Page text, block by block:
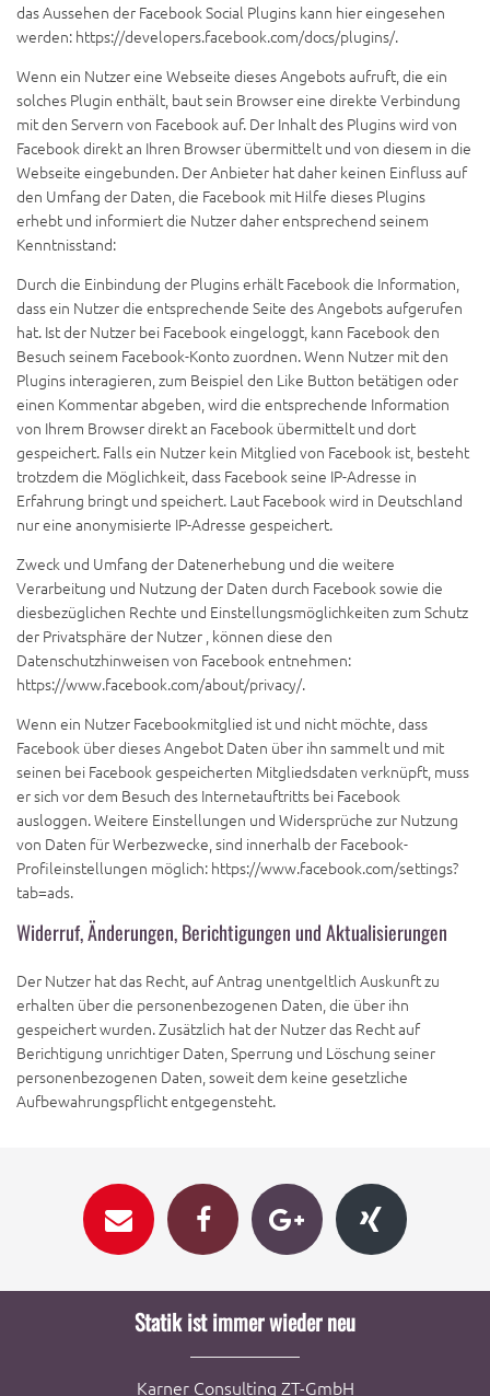
das Aussehen der Facebook Social Plugins kann hier eingesehen
werden: https://developers.facebook.com/docs/plugins/.
Wenn ein Nutzer eine Webseite dieses Angebots aufruft, die ein
solches Plugin enthält, baut sein Browser eine direkte Verbindung
mit den Servern von Facebook auf. Der Inhalt des Plugins wird von
Facebook direkt an Ihren Browser übermittelt und von diesem in die
Webseite eingebunden. Der Anbieter hat daher keinen Einfluss auf
den Umfang der Daten, die Facebook mit Hilfe dieses Plugins
erhebt und informiert die Nutzer daher entsprechend seinem
Kenntnisstand:
Durch die Einbindung der Plugins erhält Facebook die Information,
dass ein Nutzer die entsprechende Seite des Angebots aufgerufen
hat. Ist der Nutzer bei Facebook eingeloggt, kann Facebook den
Besuch seinem Facebook-Konto zuordnen. Wenn Nutzer mit den
Plugins interagieren, zum Beispiel den Like Button betätigen oder
einen Kommentar abgeben, wird die entsprechende Information
von Ihrem Browser direkt an Facebook übermittelt und dort
gespeichert. Falls ein Nutzer kein Mitglied von Facebook ist, besteht
trotzdem die Möglichkeit, dass Facebook seine IP-Adresse in
Erfahrung bringt und speichert. Laut Facebook wird in Deutschland
nur eine anonymisierte IP-Adresse gespeichert.
Zweck und Umfang der Datenerhebung und die weitere
Verarbeitung und Nutzung der Daten durch Facebook sowie die
diesbezüglichen Rechte und Einstellungsmöglichkeiten zum Schutz
der Privatsphäre der Nutzer , können diese den
Datenschutzhinweisen von Facebook entnehmen:
https://www.facebook.com/about/privacy/.
Wenn ein Nutzer Facebookmitglied ist und nicht möchte, dass
Facebook über dieses Angebot Daten über ihn sammelt und mit
seinen bei Facebook gespeicherten Mitgliedsdaten verknüpft, muss
er sich vor dem Besuch des Internetauftritts bei Facebook
ausloggen. Weitere Einstellungen und Widersprüche zur Nutzung
von Daten für Werbezwecke, sind innerhalb der Facebook-
Profileinstellungen möglich: https://www.facebook.com/settings?
tab=ads.
Widerruf, Änderungen, Berichtigungen und Aktualisierungen
Der Nutzer hat das Recht, auf Antrag unentgeltlich Auskunft zu
erhalten über die personenbezogenen Daten, die über ihn
gespeichert wurden. Zusätzlich hat der Nutzer das Recht auf
Berichtigung unrichtiger Daten, Sperrung und Löschung seiner
personenbezogenen Daten, soweit dem keine gesetzliche
Aufbewahrungspflicht entgegensteht.
Statik ist immer wieder neu
Karner Consulting ZT-GmbH